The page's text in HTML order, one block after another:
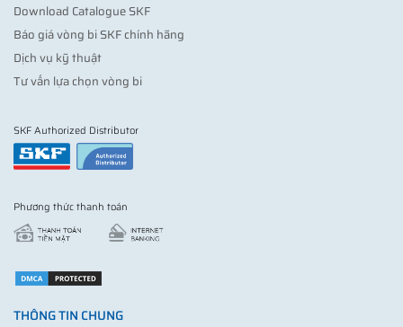
Download Catalogue SKF
Báo giá vòng bi SKF chính hãng
Dịch vụ kỹ thuật
Tư vấn lựa chọn vòng bi
SKF Authorized Distributor
Phương thức thanh toán
THÔNG TIN CHUNG